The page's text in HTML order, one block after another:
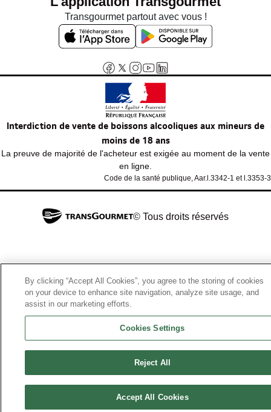
Transgourmet partout avec vous !
Interdiction de vente de boissons alcooliques aux mineurs de
moins de 18 ans
La preuve de majorité de l'acheteur est exigée au moment de la vente
en ligne.
Code de la santé publique, Aar.l.3342-1 et l.3353-3
© Tous droits réservés
By clicking “Accept All Cookies”, you agree to the storing of cookies
on your device to enhance site navigation, analyze site usage, and
assist in our marketing efforts.
Cookies Settings
Reject All
Accept All Cookies